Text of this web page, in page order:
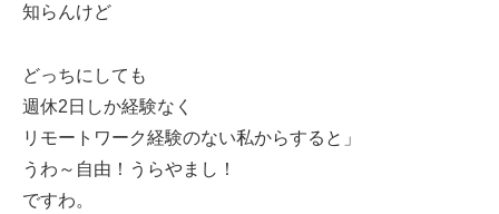
知らんけど
どっちにしても
週休2日しか経験なく
リモートワーク経験のない私からすると」
うわ～自由！うらやまし！
ですわ。